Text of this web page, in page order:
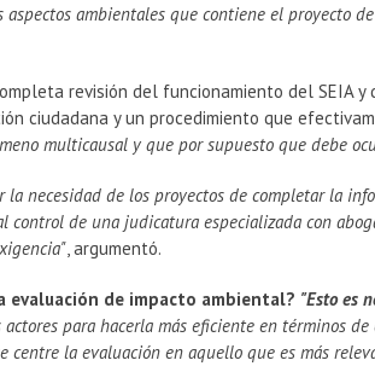
ambientales que contiene el proyecto
revisión del funcionamiento del SEIA y
ciudadana y un procedimiento que
multicausal y que por supuesto que debe
la necesidad de los proyectos de completar la
control de una judicatura especializada con
, argumentó.
evaluación de impacto ambiental? "Esto es
para hacerla más eficiente en términos
centre la evaluación en aquello que es más